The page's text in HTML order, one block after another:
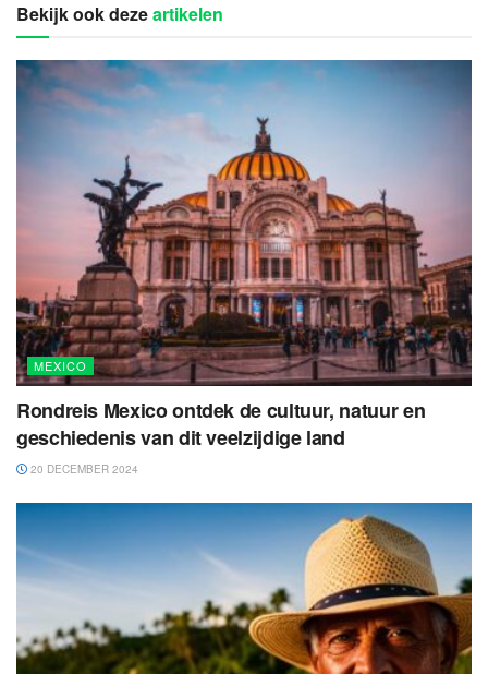
Bekijk ook dezeartikelen
MEXICO
Rondreis Mexico ontdek de cultuur, natuur en
geschiedenis van dit veelzijdige land
20 DECEMBER 2024